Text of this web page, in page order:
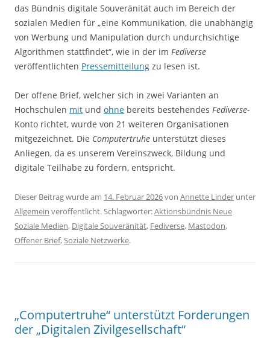
das Bündnis digitale Souveränität auch im Bereich der
sozialen Medien für „eine Kommunikation, die unabhängig
von Werbung und Manipulation durch undurchsichtige
Algorithmen stattfindet“, wie in der im Fediverse
veröffentlichten Pressemitteilung zu lesen ist.
Der offene Brief, welcher sich in zwei Varianten an
Hochschulen mit und ohne bereits bestehendes Fediverse-
Konto richtet, wurde von 21 weiteren Organisationen
mitgezeichnet. Die Computertruhe unterstützt dieses
Anliegen, da es unserem Vereinszweck, Bildung und
digitale Teilhabe zu fördern, entspricht.
Dieser Beitrag wurde am 14. Februar 2026von Annette Linder unter
Allgemein veröffentlicht. Schlagwörter:Aktionsbündnis Neue
Soziale Medien, Digitale Souveränität, Fediverse, Mastodon,
Offener Brief,Soziale Netzwerke.
„Computertruhe“ unterstützt Forderungen
der „Digitalen Zivilgesellschaft“